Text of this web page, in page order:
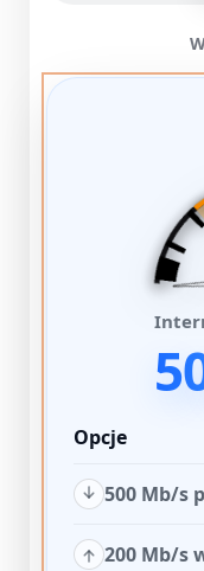
Opcje
500 Mb/s
200 Mb/s